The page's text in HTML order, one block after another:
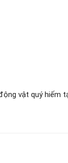
vật quý hiếm